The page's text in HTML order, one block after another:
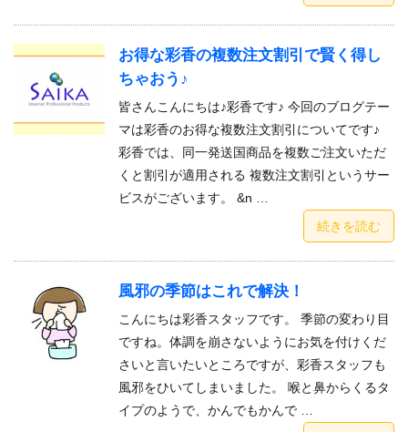
お得な彩香の複数注文割引で賢く得し
ちゃおう♪
皆さんこんにちは♪彩香です♪ 今回のブログテー
マは彩香のお得な複数注文割引についてです♪
彩香では、同一発送国商品を複数ご注文いただ
くと割引が適用される 複数注文割引というサー
ビスがございます。 &n …
続きを読む
風邪の季節はこれで解決！
こんにちは彩香スタッフです。 季節の変わり目
ですね。体調を崩さないようにお気を付けくだ
さいと言いたいところですが、彩香スタッフも
風邪をひいてしまいました。 喉と鼻からくるタ
イプのようで、かんでもかんで …